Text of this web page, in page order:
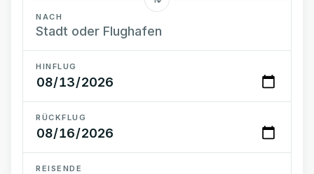
NACH
HINFLUG
RÜCKFLUG
REISENDE